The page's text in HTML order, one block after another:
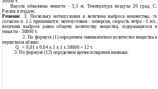
30000 т.
Высота обваловки емкости - 3,5 м. Температура воздуха 20 град. C.
Разлив в поддон.
Решение. 3. Поскольку метеоусловия и величина выброса неизвестны, то
согласно п. 1.5 принимается: метеоусловия - инверсия, скорость ветра - 1 м/с,
величина выброса равна общему количеству вещества, содержащегося в
емкости - 30000 т.
2. По формуле (1) определяем эквивалентное количество вещества в
первичном облаке:
Q
= 0,01 x 0,04 x 1 x 1 x 30000 = 12 т.
3. По формуле (12) определяем время испарения аммиака: